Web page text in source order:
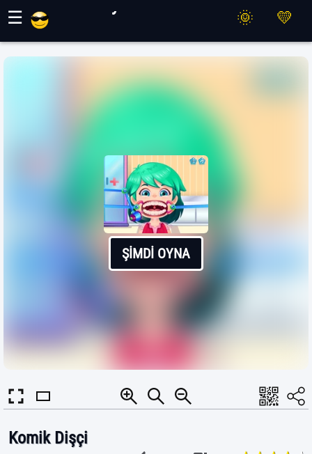
☰
ŞIMDI OYNA
Komik Dişçi